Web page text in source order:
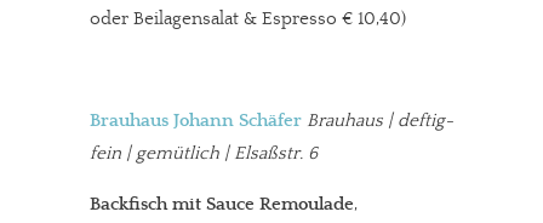
oder Beilagensalat & Espresso € 10,40)
Brauhaus Johann Schäfer Brauhaus | deftig-
fein | gemütlich | Elsaßstr. 6
Backfisch mit Sauce Remoulade,